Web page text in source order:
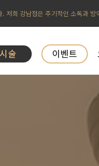
저희 강남점은 주기적인 소독과
시술 이벤트